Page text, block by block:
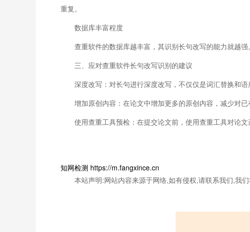
重复。
数据库丰富程度
查重软件的数据库越丰富，其识别长句改写的能力就越
三、应对查重软件长句改写识别的建议
深度改写：对长句进行深度改写，不仅仅是词汇替换和
增加原创内容：在论文中增加更多的原创内容，减少对已
使用查重工具预检：在提交论文前，使用查重工具对论
知网检测 https://m.fangxince.cn
本站声明:网站内容来源于网络,如有侵权,请联系我们,我们